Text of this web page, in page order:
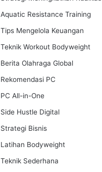
Aquatic Resistance Training
Tips Mengelola Keuangan
Teknik Workout Bodyweight
Berita Olahraga Global
Rekomendasi PC
PC All-in-One
Side Hustle Digital
Strategi Bisnis
Latihan Bodyweight
Teknik Sederhana